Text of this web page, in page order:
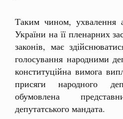
Таким чином, ухвалення
України на її пленарних
законів, має
голосування народними
конституційна вимога
присяги народного
обумовлена
депутатського мандата.